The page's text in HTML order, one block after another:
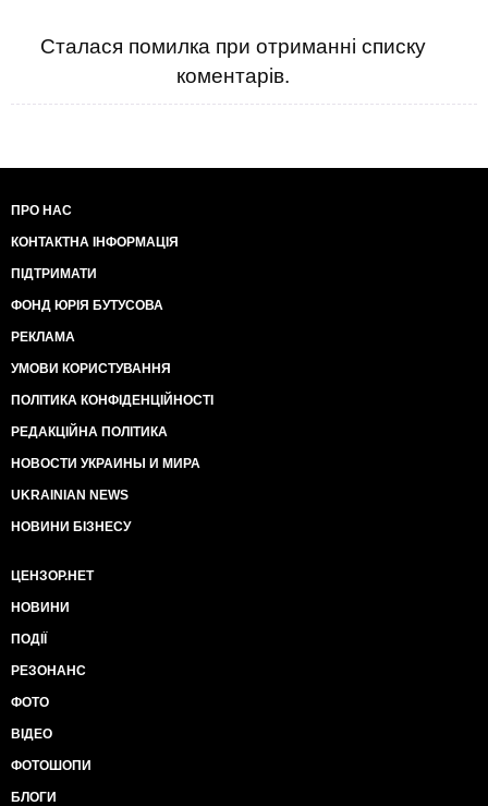
Сталася помилка при отриманні списку
коментарів.
ПРО НАС
КОНТАКТНА ІНФОРМАЦІЯ
ПІДТРИМАТИ
ФОНД ЮРІЯ БУТУСОВА
РЕКЛАМА
УМОВИ КОРИСТУВАННЯ
ПОЛІТИКА КОНФІДЕНЦІЙНОСТІ
РЕДАКЦІЙНА ПОЛІТИКА
НОВОСТИ УКРАИНЫ И МИРА
UKRAINIAN NEWS
НОВИНИ БІЗНЕСУ
ЦЕНЗОР.НЕТ
НОВИНИ
ПОДІЇ
РЕЗОНАНС
ФОТО
ВІДЕО
ФОТОШОПИ
БЛОГИ